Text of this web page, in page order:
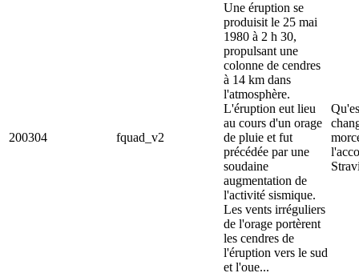
200304 fquad_v2
Une éruption se
produisit le 25 mai
1980 à 2 h 30,
propulsant une
colonne de cendres
à 14 km dans
l'atmosphère.
L'éruption eut lieu
au cours d'un orage
de pluie et fut
précédée par une
soudaine
augmentation de
l'activité sismique.
Les vents irréguliers
de l'orage portèrent
les cendres de
l'éruption vers le sud
et l'oue...